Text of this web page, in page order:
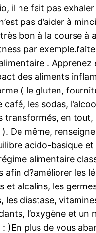
il ne fait pas
pas d’aider à
bon à la course à
par
. Apprenez
des aliments
( le gluten,
café, les sodas,
transformés, en
De même,
acido-basique
alimentaire
afin d?améliorer les
et alcalins, les
les diastase,
l’oxygène et un
)En plus de vous